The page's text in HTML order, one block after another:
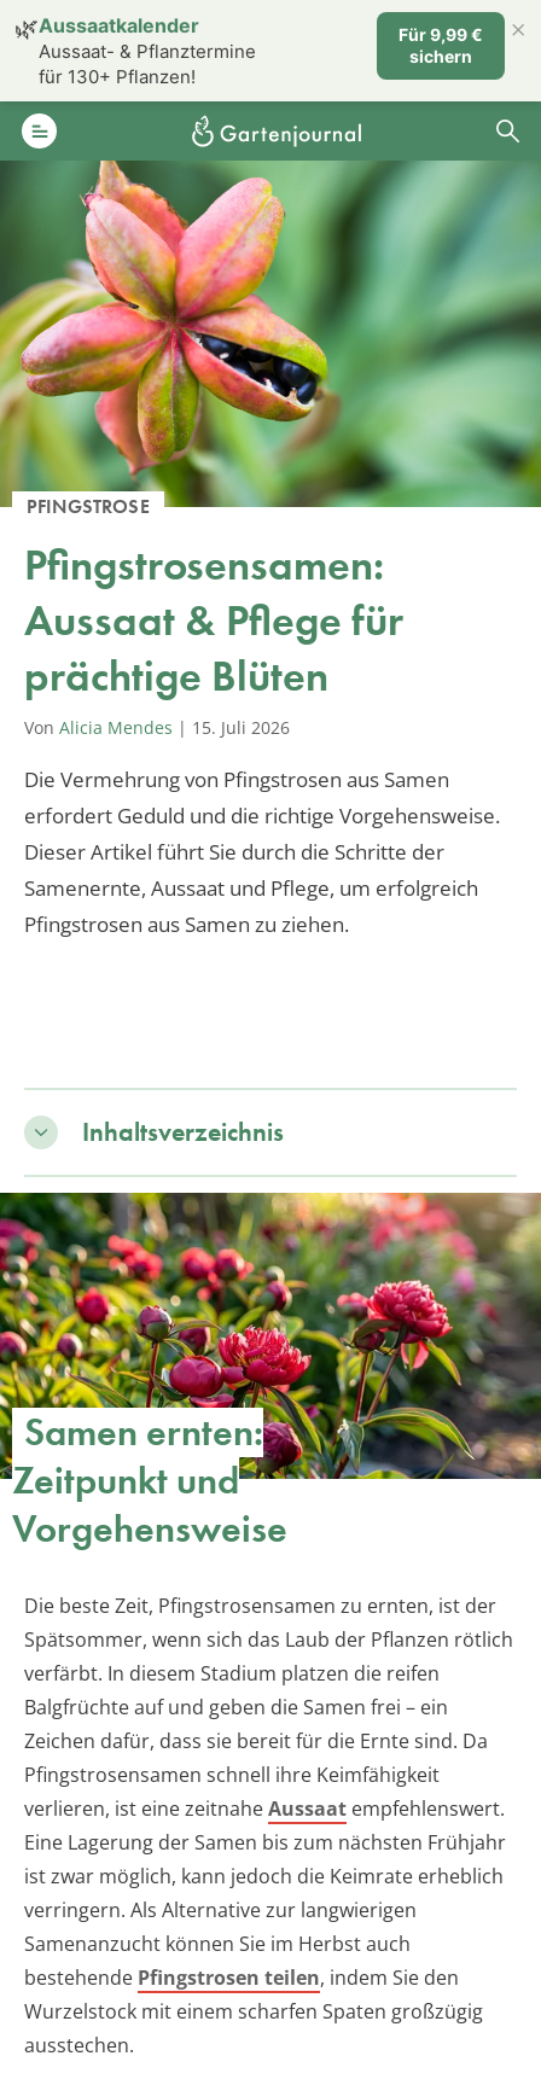
PFINGSTROSE
Pfingstrosensamen:
Aussaat & Pflege für
prächtige Blüten
Von Alicia Mendes | 15. Juli 2026
Die Vermehrung von Pfingstrosen aus Samen
erfordert Geduld und die richtige Vorgehensweise.
Dieser Artikel führt Sie durch die Schritte der
Samenernte, Aussaat und Pflege, um erfolgreich
Pfingstrosen aus Samen zu ziehen.
Inhaltsverzeichnis
Samen ernten:
Zeitpunkt und
Vorgehensweise
Die beste Zeit, Pfingstrosensamen zu ernten, ist der
Spätsommer, wenn sich das Laub der Pflanzen rötlich
verfärbt. In diesem Stadium platzen die reifen
Balgfrüchte auf und geben die Samen frei – ein
Zeichen dafür, dass sie bereit für die Ernte sind. Da
Pfingstrosensamen schnell ihre Keimfähigkeit
verlieren, ist eine zeitnaheAussaat empfehlenswert.
Eine Lagerung der Samen bis zum nächsten Frühjahr
ist zwar möglich, kann jedoch die Keimrate erheblich
verringern. Als Alternative zur langwierigen
Samenanzucht können Sie im Herbst auch
bestehende Pfingstrosen teilen, indem Sie den
Wurzelstock mit einem scharfen Spaten großzügig
ausstechen.
🌿Aussaatkalender
Aussaat- & Pflanztermine
für 130+ Pflanzen!
Für 9,99 €
sichern
×